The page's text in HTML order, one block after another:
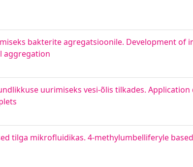
bakterite agregatsioonile. Development of
aggregation
uurimiseks vesi-õlis tilkades.
tilga mikrofluidikas. 4-methylumbelliferyle